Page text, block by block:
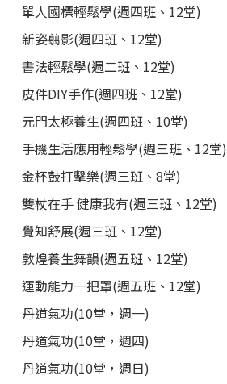
單人國標輕鬆學(週四班、12堂)
新姿翦影(週四班、12堂)
書法輕鬆學(週二班、12堂)
皮件DIY手作(週四班、12堂)
元門太極養生(週四班、10堂)
手機生活應用輕鬆學(週三班、12堂)
金杯鼓打擊樂(週三班、8堂)
雙杖在手 健康我有(週三班、12堂)
覺知舒展(週三班、12堂)
敦煌養生舞韻(週五班、12堂)
運動能力一把罩(週五班、12堂)
丹道氣功(10堂，週一)
丹道氣功(10堂，週四)
丹道氣功(10堂，週日)